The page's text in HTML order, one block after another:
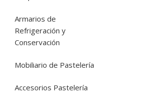
Armarios de
Refrigeración y
Conservación
Mobiliario de Pastelería
Accesorios Pastelería